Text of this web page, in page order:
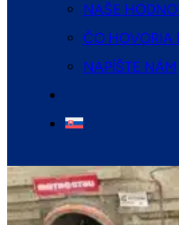
NAŠE
ČO HOVORIA
NAPÍŠTE NÁM